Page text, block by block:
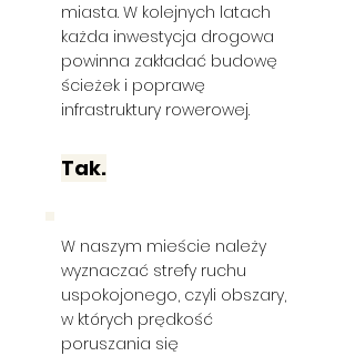
miasta. W kolejnych latach
każda inwestycja drogowa
powinna zakładać budowę
ścieżek i poprawę
infrastruktury rowerowej.
Tak.
W naszym mieście należy
wyznaczać strefy ruchu
uspokojonego, czyli obszary,
w których prędkość
poruszania się